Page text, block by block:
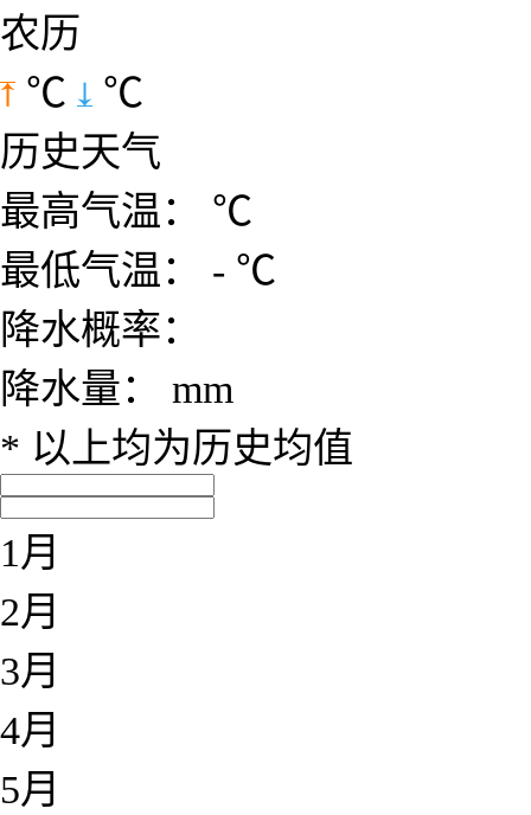
农历
℃
℃
历史天气
最高气温：
℃
最低气温：
- ℃
降水概率：
降水量：
mm
* 以上均为历史均值
1月
2月
3月
4月
5月